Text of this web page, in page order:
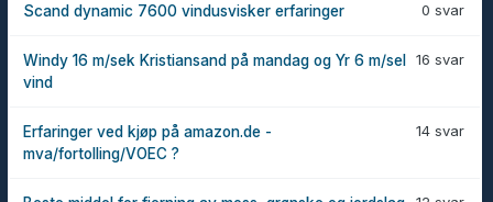
0 svar
Scand dynamic 7600 vindusvisker erfaringer
16 svar
Windy 16 m/sek Kristiansand på mandag og Yr 6 m/sel
vind
14 svar
Erfaringer ved kjøp på amazon.de -
mva/fortolling/VOEC ?